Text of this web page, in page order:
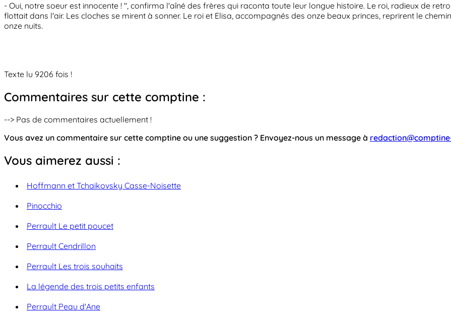
- Oui, notre soeur est innocente ! ", confirma l'aîné des frères qui raconta toute leur longue histoire. Le roi, radieux de
flottait dans l'air. Les cloches se mirent à sonner. Le roi et Elisa, accompagnés des onze beaux princes, reprirent le
onze nuits.
Texte lu 9206 fois !
Commentaires sur cette comptine :
--> Pas de commentaires actuellement !
Vous avez un commentaire sur cette comptine ou une suggestion ? Envoyez-nous un message à
Vous aimerez aussi :
Hoffmann et Tchaikovsky Casse-Noisette
Pinocchio
Perrault Le petit poucet
Perrault Cendrillon
Perrault Les trois souhaits
La légende des trois petits enfants
Perrault Peau d'Ane